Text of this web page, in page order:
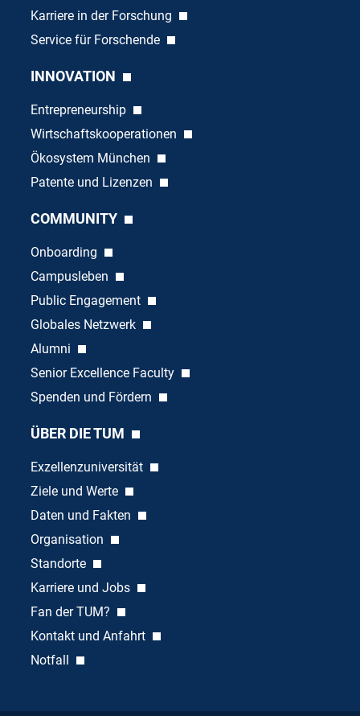
Karriere in der Forschung
Service für Forschende
INNOVATION
Entrepreneurship
Wirtschaftskooperationen
Ökosystem München
Patente und Lizenzen
COMMUNITY
Onboarding
Campusleben
Public Engagement
Globales Netzwerk
Alumni
Senior Excellence Faculty
Spenden und Fördern
ÜBER DIE TUM
Exzellenzuniversität
Ziele und Werte
Daten und Fakten
Organisation
Standorte
Karriere und Jobs
Fan der TUM?
Kontakt und Anfahrt
Notfall